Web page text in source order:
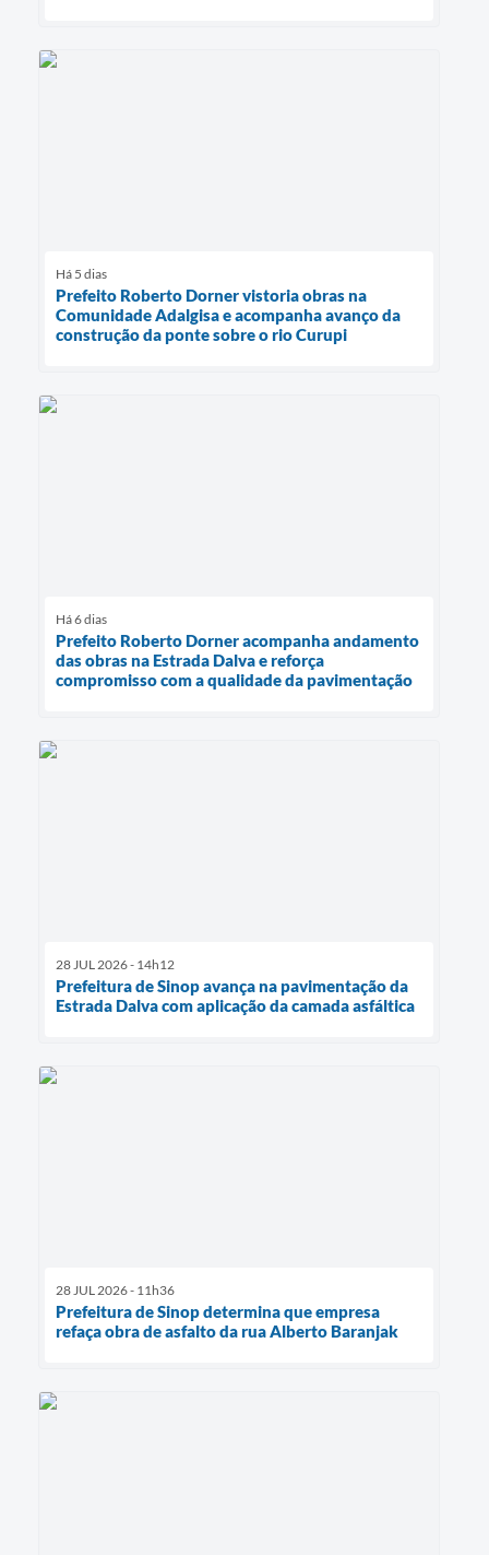
Há 5 dias
Prefeito Roberto Dorner vistoria obras na
Comunidade Adalgisa e acompanha avanço da
construção da ponte sobre o rio Curupi
Há 6 dias
Prefeito Roberto Dorner acompanha andamento
das obras na Estrada Dalva e reforça
compromisso com a qualidade da pavimentação
28 JUL 2026 - 14h12
Prefeitura de Sinop avança na pavimentação da
Estrada Dalva com aplicação da camada asfáltica
28 JUL 2026 - 11h36
Prefeitura de Sinop determina que empresa
refaça obra de asfalto da rua Alberto Baranjak